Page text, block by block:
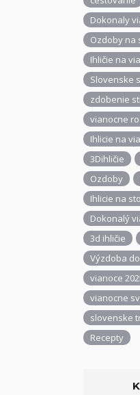
Dokonaly
Ozdoby na
Ihličie na
Slovenske
zdobenie
vianocne
Ihlicie na
3Dihličie
Ozdoby
Ihlicie na
Dokonalý
3d ihličie
Výzdoba
vianoce
vianocne
slovenske
Recepty